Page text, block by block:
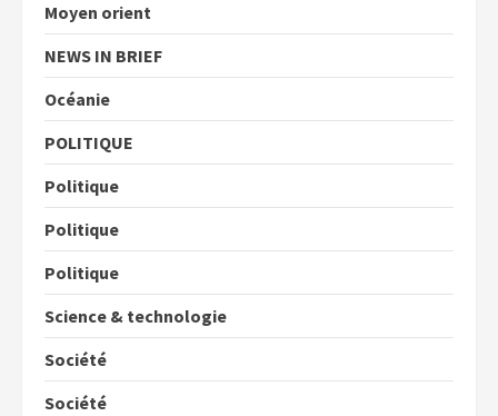
Moyen orient
NEWS IN BRIEF
Océanie
POLITIQUE
Politique
Politique
Politique
Science & technologie
Société
Société